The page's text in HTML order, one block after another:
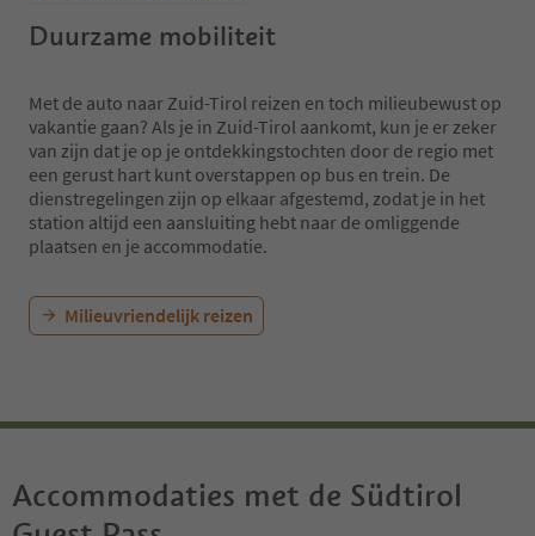
Duurzame mobiliteit
Met de auto naar Zuid-Tirol reizen en toch milieubewust op
vakantie gaan? Als je in Zuid-Tirol aankomt, kun je er zeker
van zijn dat je op je ontdekkingstochten door de regio met
een gerust hart kunt overstappen op bus en trein. De
dienstregelingen zijn op elkaar afgestemd, zodat je in het
station altijd een aansluiting hebt naar de omliggende
plaatsen en je accommodatie.
Milieuvriendelijk reizen
Accommodaties met de Südtirol